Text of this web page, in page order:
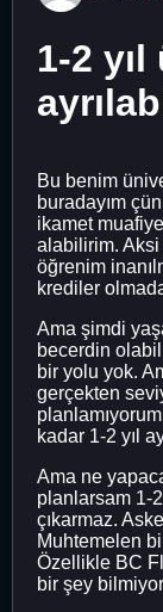
1-2
Bu benim
buradayım
ikamet
alabilirim.
öğrenim
krediler
Ama şimdi
becerdin
bir yolu yok.
gerçekten
kadar 1-2 yıl
Ama ne
planlarsam 1-
çıkarmaz.
Muhtemelen
Özellikle BC
bir şey